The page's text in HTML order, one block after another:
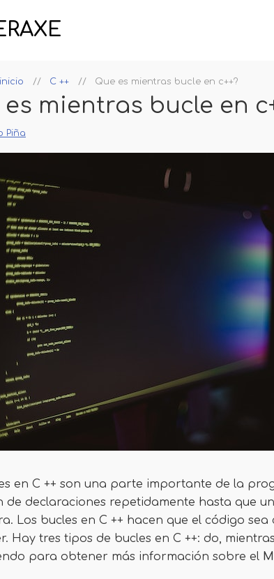
C ++ Que es mientras bucle en c++?
es mientras bucle en
Piña
en C ++ son una parte importante de la
de declaraciones repetidamente hasta que
Los bucles en C ++ hacen que el código
Hay tres tipos de bucles en C ++: do,
para obtener más información sobre el